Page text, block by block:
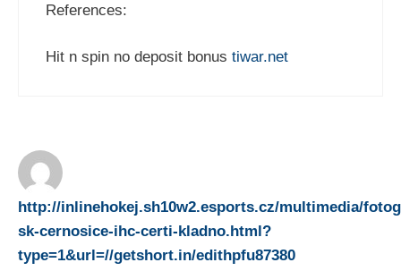
References:
Hit n spin no deposit bonus tiwar.net
http://inlinehokej.sh10w2.esports.cz/multimedia/
sk-cernosice-ihc-certi-kladno.html?
type=1&url=//getshort.in/edithpfu87380